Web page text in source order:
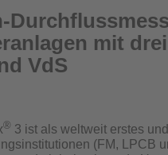
mit
VdS
® 3 ist als weltweit erstes
(FM, LPCB